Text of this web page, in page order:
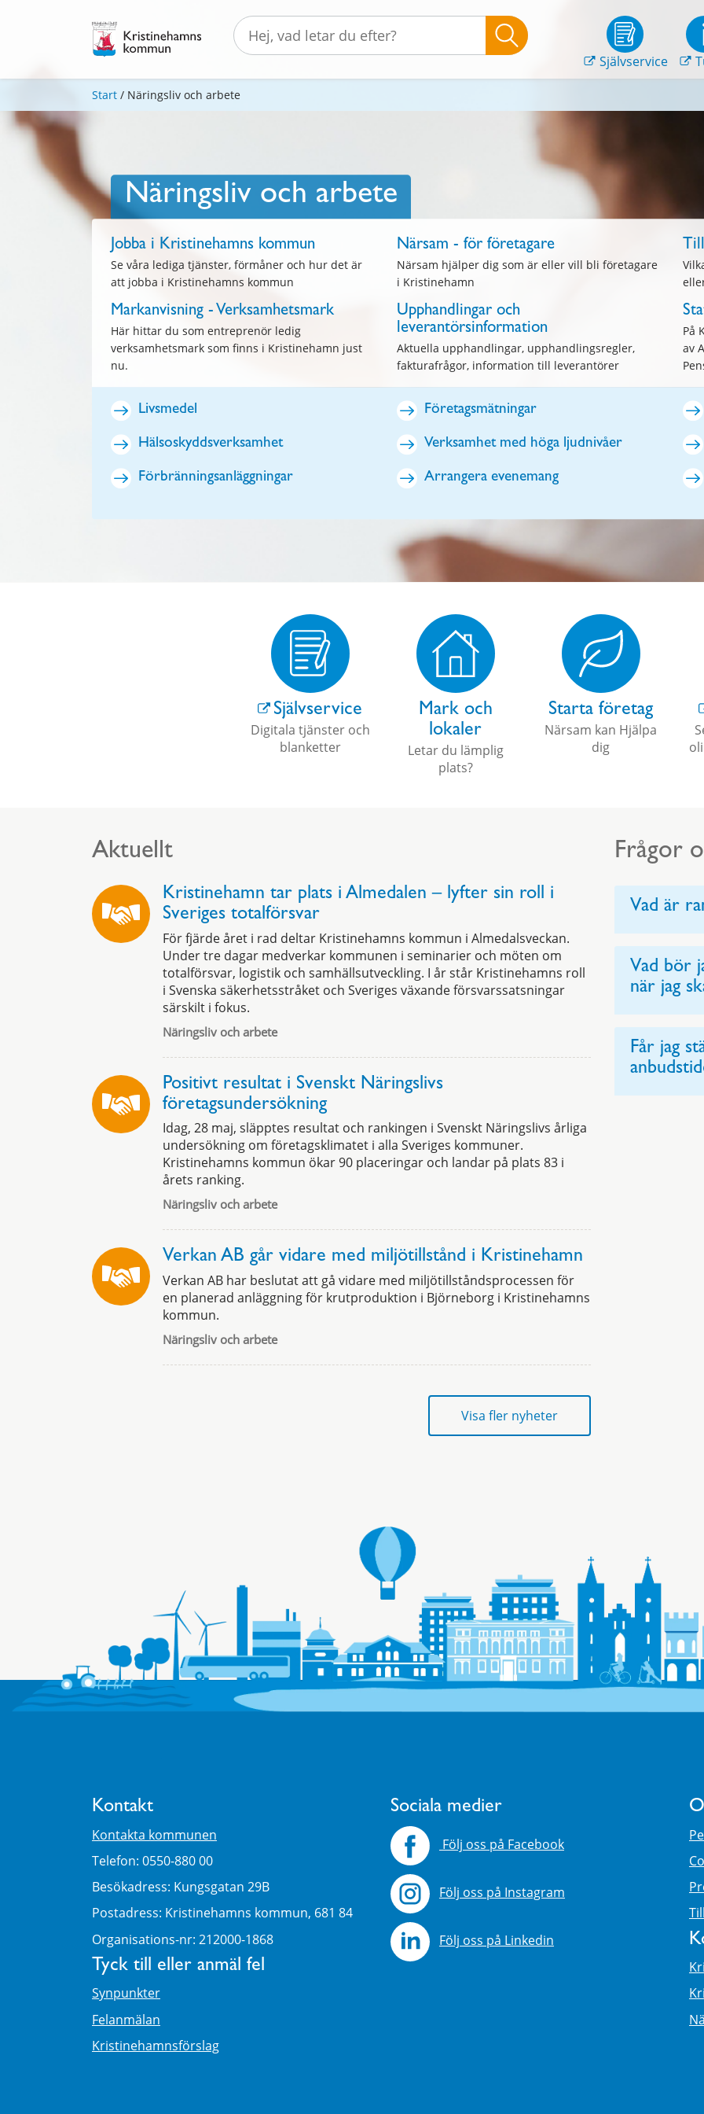
Självservice
Start / Näringsliv och arbete
Näringsliv och arbete
Jobba i Kristinehamns kommun
Se våra lediga tjänster, förmåner och hur det är
att jobba i Kristinehamns kommun
Närsam - för företagare
Närsam hjälper dig som är eller vill bli företagare
i Kristinehamn
Markanvisning - Verksamhetsmark
Här hittar du som entreprenör ledig
verksamhetsmark som finns i Kristinehamn just
nu.
Upphandlingar och
leverantörsinformation
Aktuella upphandlingar, upphandlingsregler,
fakturafrågor, information till leverantörer
På
av
Livsmedel Företagsmätningar
Hälsoskyddsverksamhet Verksamhet med höga ljudnivåer
Förbränningsanläggningar Arrangera evenemang
Självservice
Digitala tjänster och
blanketter
Mark och
lokaler
Letar du lämplig
plats?
Starta företag
Närsam kan Hjälpa
dig
Aktuellt
Kristinehamn tar plats i Almedalen – lyfter sin roll i
Sveriges totalförsvar
För fjärde året i rad deltar Kristinehamns kommun i Almedalsveckan.
Under tre dagar medverkar kommunen i seminarier och möten om
totalförsvar, logistik och samhällsutveckling. I år står Kristinehamns roll
i Svenska säkerhetsstråket och Sveriges växande försvarssatsningar
särskilt i fokus.
Näringsliv och arbete
Positivt resultat i Svenskt Näringslivs
företagsundersökning
Idag, 28 maj, släpptes resultat och rankingen i Svenskt Näringslivs årliga
undersökning om företagsklimatet i alla Sveriges kommuner.
Kristinehamns kommun ökar 90 placeringar och landar på plats 83 i
årets ranking.
Näringsliv och arbete
Verkan AB går vidare med miljötillstånd i Kristinehamn
Verkan AB har beslutat att gå vidare med miljötillståndsprocessen för
en planerad anläggning för krutproduktion i Björneborg i Kristinehamns
kommun.
Näringsliv och arbete
Visa fler nyheter
Frågor
Vad är
Vad bör
när jag
Får jag
Kontakt
Kontakta kommunen
Telefon: 0550-880 00
Besökadress: Kungsgatan 29B
Postadress: Kristinehamns kommun, 681 84
Organisations-nr: 212000-1868
Tyck till eller anmäl fel
Synpunkter
Felanmälan
Kristinehamnsförslag
Sociala medier
Följ oss på Facebook
Följ oss på Instagram
Följ oss på Linkedin